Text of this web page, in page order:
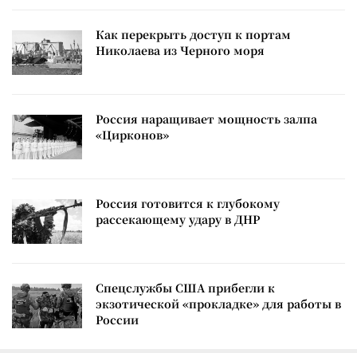
Как перекрыть доступ к портам
Николаева из Черного моря
Россия наращивает мощность залпа
«Цирконов»
Россия готовится к глубокому
рассекающему удару в ДНР
Спецслужбы США прибегли к
экзотической «прокладке» для работы в
России